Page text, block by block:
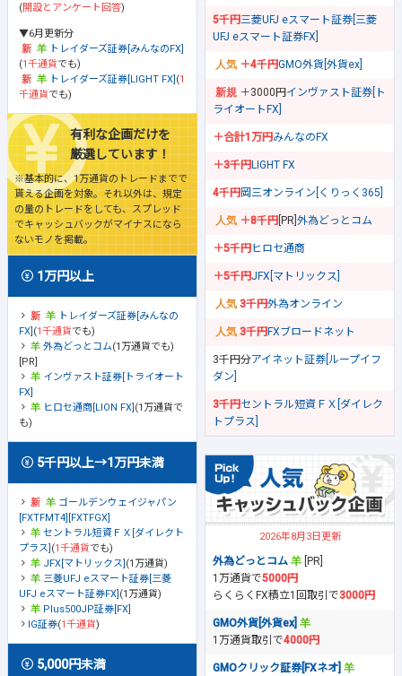
(開設とアンケート回答)
▼6月更新分
トレイダーズ証券[みんなのFX]
(1千通貨でも)
トレイダーズ証券[LIGHT FX] (1
千通貨でも)
有利な企画だけを
厳選しています！
※基本的に、1万通貨のトレードまでで
貰える企画を対象。それ以外は、規定
の量のトレードをしても、スプレッド
でキャッシュバックがマイナスになら
ないモノを掲載。
1万円以上
トレイダーズ証券[みんなの
FX] (1千通貨でも)
外為どっとコム(1万通貨でも)
[PR]
インヴァスト証券[トライオート
FX]
ヒロセ通商[LION FX] (1万通貨で
も)
5千円以上→1万円未満
ゴールデンウェイジャパン
[FXTFMT4][FXTFGX]
セントラル短資ＦＸ[ダイレクト
プラス] (1千通貨でも)
JFX[マトリックス] (1万通貨)
三菱UFJ eスマート証券[三菱
UFJ eスマート証券FX] (1万通貨)
Plus500JP証券[FX]
IG証券(1千通貨)
5,000円未満
5千円三菱UFJ eスマート証券[三菱
UFJ eスマート証券FX]
＋4千円GMO外貨[外貨ex]
＋3000円 インヴァスト証券[ト
ライオートFX]
＋合計1万円みんなのFX
＋3千円LIGHT FX
4千円岡三オンライン[くりっく365]
＋8千円 [PR] 外為どっとコム
＋5千円ヒロセ通商
＋5千円JFX[マトリックス]
3千円外為オンライン
3千円FXブロードネット
3千円分アイネット証券[ループイフ
ダン]
3千円セントラル短資ＦＸ[ダイレク
トプラス]
2026年8月3日更新
外為どっとコム
[PR]
1万通貨で5000円
らくらくFX積立1回取引で3000円
GMO外貨[外貨ex]
1万通貨取引で4000円
GMOクリック証券[FXネオ]